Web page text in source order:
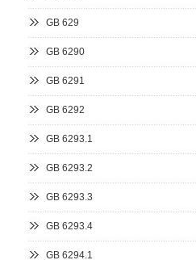
GB 629
GB 6290
GB 6291
GB 6292
GB 6293.1
GB 6293.2
GB 6293.3
GB 6293.4
GB 6294.1